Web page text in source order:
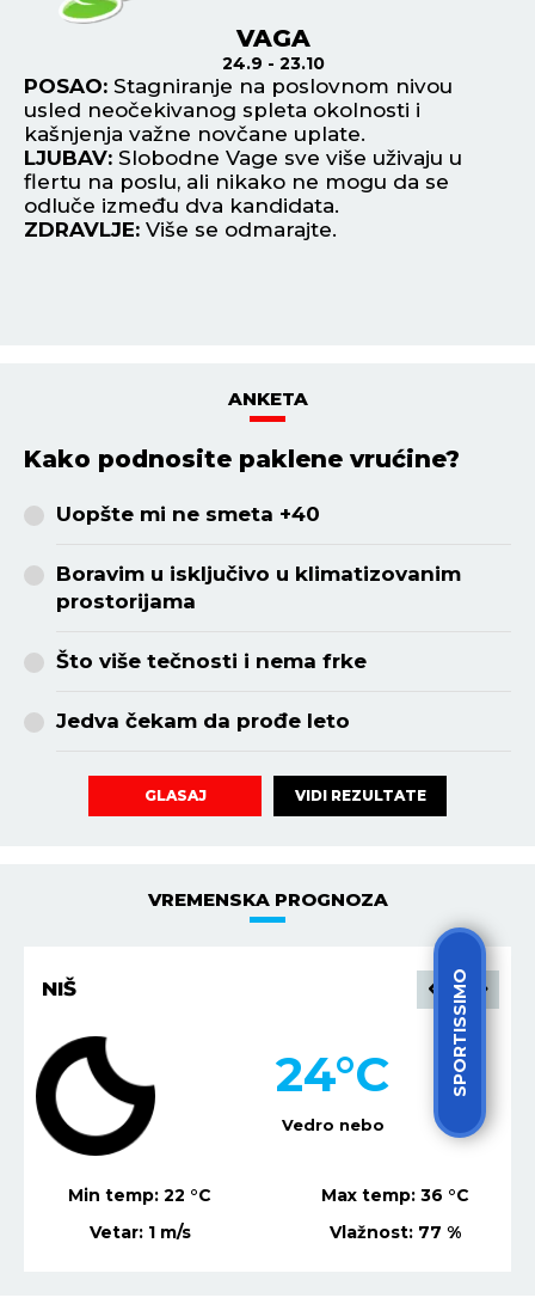
SPORTISSIMO
VAGA
24.9 - 23.10
POSAO: Stagniranje na poslovnom nivou
usled neočekivanog spleta okolnosti i
kašnjenja važne novčane uplate.
LJUBAV: Slobodne Vage sve više uživaju u
flertu na poslu, ali nikako ne mogu da se
odluče između dva kandidata.
ZDRAVLJE: Više se odmarajte.
ANKETA
Kako podnosite paklene vrućine?
Uopšte mi ne smeta +40
Boravim u isključivo u klimatizovanim
prostorijama
Što više tečnosti i nema frke
Jedva čekam da prođe leto
GLASAJ VIDI REZULTATE
VREMENSKA PROGNOZA
NIŠ
Vedro nebo
24°C
Min temp:22 °C Max temp: 36 °C
Vetar: 1 m/s Vlažnost: 77 %